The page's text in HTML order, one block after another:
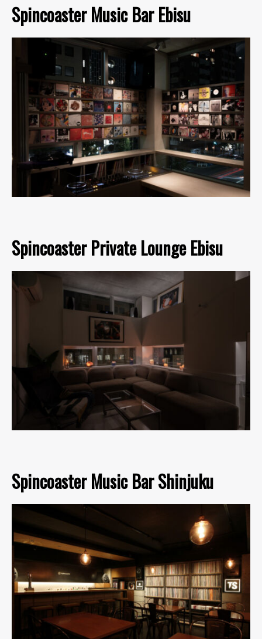
Spincoaster Music Bar Ebisu
Spincoaster Private Lounge Ebisu
Spincoaster Music Bar Shinjuku